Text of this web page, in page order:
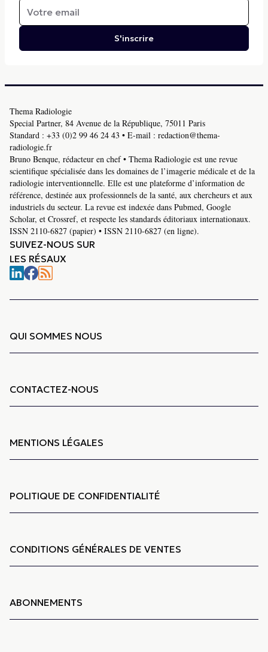
S'inscrire
Thema Radiologie
Special Partner, 84 Avenue de la République, 75011 Paris
Standard : +33 (0)2 99 46 24 43 • E-mail : redaction@thema-
radiologie.fr
Bruno Benque, rédacteur en chef • Thema Radiologie est une revue
scientifique spécialisée dans les domaines de l’imagerie médicale et de la
radiologie interventionnelle. Elle est une plateforme d’information de
référence, destinée aux professionnels de la santé, aux chercheurs et aux
industriels du secteur. La revue est indexée dans Pubmed, Google
Scholar, et Crossref, et respecte les standards éditoriaux internationaux.
ISSN 2110-6827 (papier) • ISSN 2110-6827 (en ligne).
SUIVEZ-NOUS SUR
LES RÉSAUX
QUI SOMMES NOUS
CONTACTEZ-NOUS
MENTIONS LÉGALES
POLITIQUE DE CONFIDENTIALITÉ
CONDITIONS GÉNÉRALES DE VENTES
ABONNEMENTS